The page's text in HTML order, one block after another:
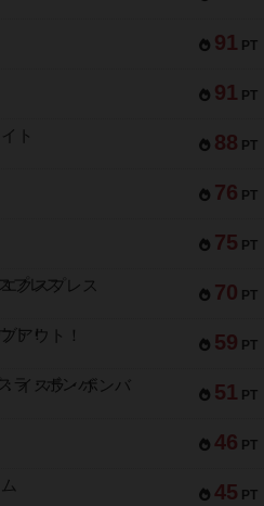
91 PT
91 PT
88 PT
ト
76 PT
75 PT
70 PT
クスプレス
59 PT
アウト！
51 PT
イスラ・ボンバ
46 PT
45 PT